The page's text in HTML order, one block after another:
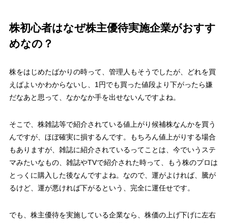
株初心者はなぜ株主優待実施企業がおすす
めなの？
株をはじめたばかりの時って、管理人もそうでしたが、どれを買
えばよいかわからないし、1円でも買った値段より下がったら嫌
だなあと思って、なかなか手を出せないんですよね。
そこで、株雑誌等で紹介されている値上がり候補株なんかを買う
んですが、ほぼ確実に損するんです。もちろん値上がりする場合
もありますが、雑誌に紹介されているってことは、今でいうステ
マみたいなもの、雑誌やTVで紹介された時って、もう株のプロは
とっくに購入した後なんですよね。なので、運がよければ、騰が
るけど、運が悪ければ下がるという、完全に運任せです。
でも、株主優待を実施している企業なら、株価の上げ下げに左右